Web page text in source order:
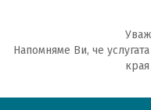
Напомняме Ви, че